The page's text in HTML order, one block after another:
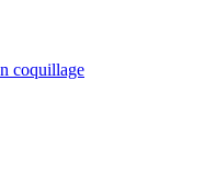
coquillage